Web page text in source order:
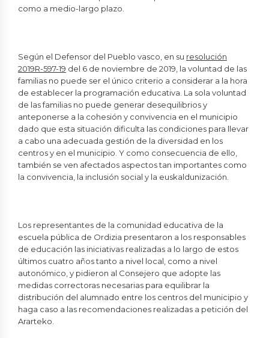
como a medio-largo plazo.
Según el Defensor del Pueblo vasco, en su resolución
2019R-597-19 del 6 de noviembre de 2019, la voluntad de las
familias no puede ser el único criterio a considerar a la hora
de establecer la programación educativa. La sola voluntad
de las familias no puede generar desequilibrios y
anteponerse a la cohesión y convivencia en el municipio
dado que esta situación dificulta las condiciones para llevar
a cabo una adecuada gestión de la diversidad en los
centros y en el municipio. Y como consecuencia de ello,
también se ven afectados aspectos tan importantes como
la convivencia, la inclusión social y la euskaldunización.
Los representantes de la comunidad educativa de la
escuela pública de Ordizia presentaron a los responsables
de educación las iniciativas realizadas a lo largo de estos
últimos cuatro años tanto a nivel local, como a nivel
autonómico, y pidieron al Consejero que adopte las
medidas correctoras necesarias para equilibrar la
distribución del alumnado entre los centros del municipio y
haga caso a las recomendaciones realizadas a petición del
Ararteko.